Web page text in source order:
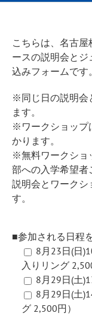
こちらは、名古
ースの説明会と
込みフォームです。
※同じ日の説明会
ます。
※ワークショップ
かります。
※無料ワークショ
部への入学希望者
説明会とワークシ
す。
■参加される日程
8月23日(日
入りリング
8月29日(土
8月29日(土
グ 2,500円）